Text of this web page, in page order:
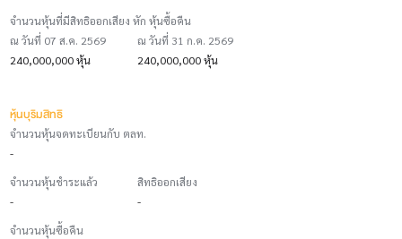
จำนวนหุ้นที่มีสิทธิออกเสียง หัก หุ้นซื้อคืน
ณ วันที่ 07 ส.ค. 2569
240,000,000 หุ้น
ณ วันที่ 31 ก.ค. 2569
240,000,000 หุ้น
หุ้นบุริมสิทธิ
จำนวนหุ้นจดทะเบียนกับ ตลท.
-
จำนวนหุ้นชำระแล้ว
-
สิทธิออกเสียง
-
จำนวนหุ้นซื้อคืน